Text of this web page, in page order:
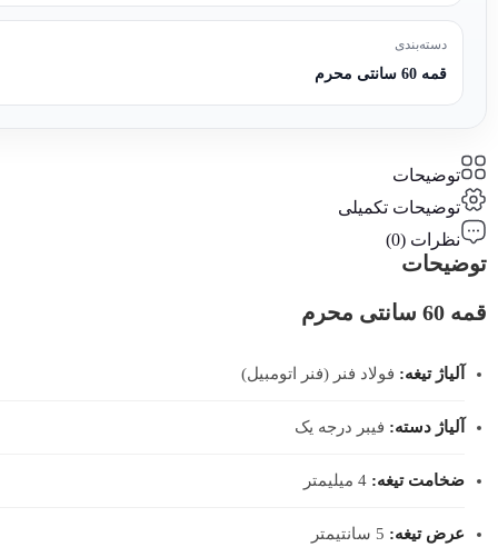
دسته‌بندی
قمه 60 سانتی محرم
توضیحات
توضیحات تکمیلی
نظرات (0)
توضیحات
قمه 60 سانتی محرم
آلیاژ تیغه: فولاد فنر (فنر اتومبیل)
آلیاژ دسته: فیبر درجه یک
ضخامت تیغه:
عرض تیغه: